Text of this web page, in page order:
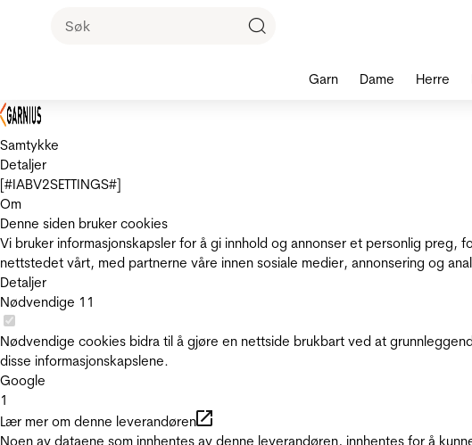
Samtykke
Detaljer
[#IABV2SETTINGS#]
Om
Denne siden bruker cookies
Vi bruker informasjonskapsler for å gi innhold og annonser et personlig
nettstedet vårt, med partnerne våre innen sosiale medier, annonsering og
Detaljer
Nødvendige 11
Nødvendige cookies bidra til å gjøre en nettside brukbart ved at
disse informasjonskapslene.
Google
1
Lær mer om denne leverandøren
Noen av dataene som innhentes av denne leverandøren, innhentes for å
Garn Dame Herre